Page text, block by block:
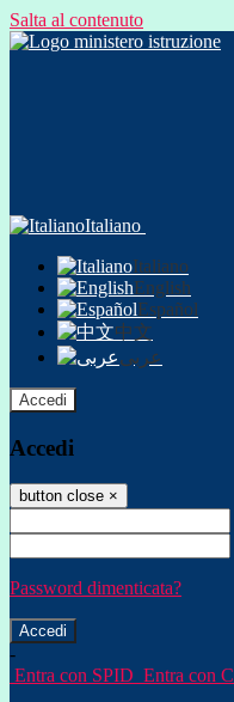
Salta al contenuto
Italiano
Italiano
English
Español
中文
عربى
Accedi
Accedi
button close ×
Password dimenticata?
-
Entra con SPID Entra con